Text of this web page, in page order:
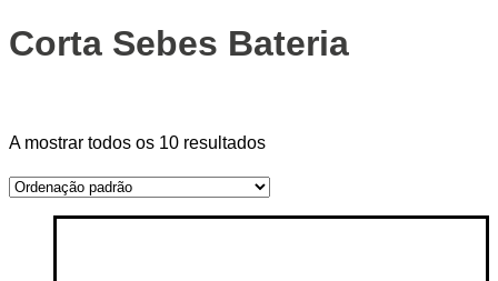
Corta Sebes Bateria
On sale(14)
A mostrar todos os 10 resultados